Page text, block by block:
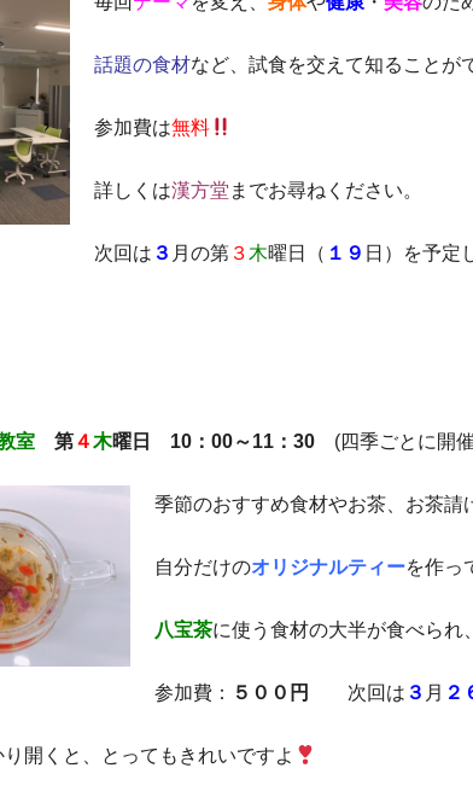
話題の食材など、試食を交えて知ることが
参加費は無料
詳しくは漢方堂 までお尋ねください。
次回は ３ 月の第 ３ 木曜日（ １９ 日）を予定
室 第４木曜日 10：00～11：30 (四季ごとに開
季節のおすすめ食材やお茶、お茶請
自分だけのオリジナルティーを作っ
八宝茶に使う食材の大半が食べられ
参加費： ５００円 次回は ３ 月 ２
り開くと、とってもきれいですよ